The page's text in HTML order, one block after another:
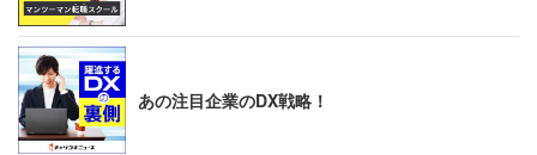
あの注目企業のDX戦略！